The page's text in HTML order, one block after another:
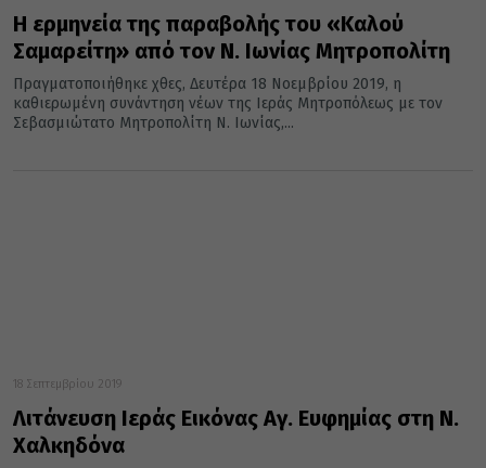
Η ερμηνεία της παραβολής του «Καλού
Σαμαρείτη» από τον Ν. Ιωνίας Μητροπολίτη
Πραγματοποιήθηκε χθες, Δευτέρα 18 Νοεμβρίου 2019, η
καθιερωμένη συνάντηση νέων της Ιεράς Μητροπόλεως με τον
Σεβασμιώτατο Μητροπολίτη Ν. Ιωνίας,...
18 Σεπτεμβρίου 2019
Λιτάνευση Ιεράς Εικόνας Αγ. Ευφημίας στη Ν.
Χαλκηδόνα